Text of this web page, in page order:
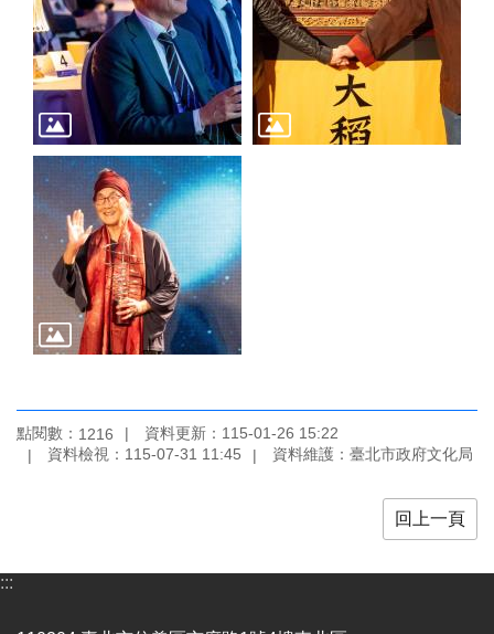
政
策
資
全
策
站
料
放
宣
告
結
點閱數： 1216
資料更新：115-01-26 15:22
資料檢視：115-07-31 11:45
資料維護：臺北市政府文化局
回上一頁
:::